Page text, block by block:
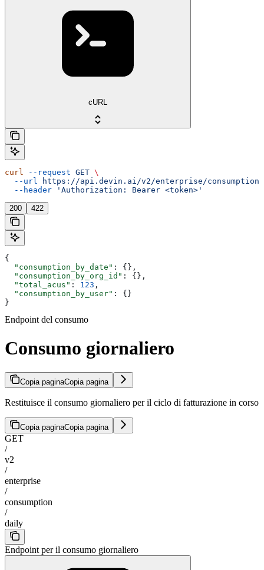
cURL
curl --request GET \
  --url
https://api.devin.ai/v2/enterprise/
  --header
'Authorization: Bearer <token>'
200 422
{
  "consumption_by_date"
: {},
  "consumption_by_org_id"
: {},
  "total_acus"
: 123 ,
  "consumption_by_user"
: {}
}
Endpoint del consumo
Consumo giornaliero
Copia paginaCopia pagina
Restituisce il consumo giornaliero per il ciclo di fatturazione in corso
Copia paginaCopia pagina
GET
/
v2
/
enterprise
/
consumption
/
daily
Endpoint per il consumo giornaliero